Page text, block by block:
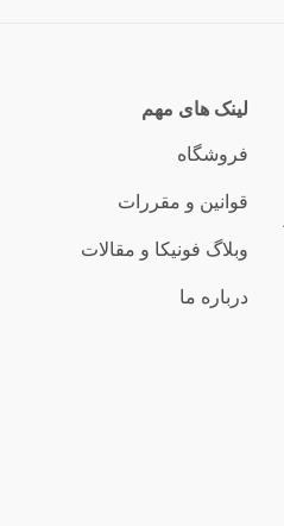
لینک های مهم
فروشگاه
قوانین و مقررات
وبلاگ فونیکا و مقالات
درباره ما